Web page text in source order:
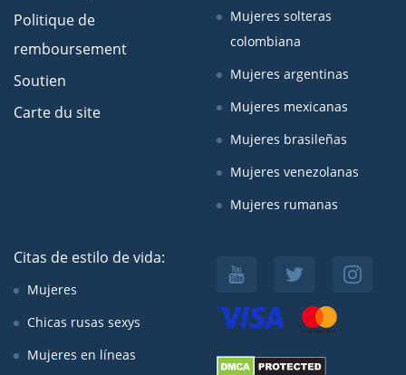
Politique de
remboursement
Soutien
Carte du site
Mujeres solteras
colombiana
Mujeres argentinas
Mujeres mexicanas
Mujeres brasileñas
Mujeres venezolanas
Mujeres rumanas
Citas de estilo de vida:
Mujeres
Chicas rusas sexys
Mujeres en líneas